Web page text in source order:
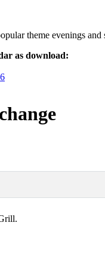
theme evenings and
as download: